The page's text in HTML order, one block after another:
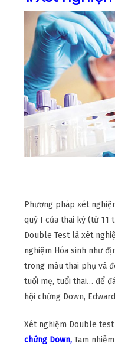
Phương pháp xét
quý I của thai kỳ (từ 11
Double Test là xét
nghiệm Hóa sinh như
trong máu thai phụ và
tuổi mẹ, tuổi thai… để
hội chứng Down,
Xét nghiệm Double
chứng Down, Tam